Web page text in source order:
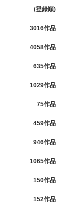
(登録順)
3016作品
4058作品
635作品
1029作品
75作品
459作品
946作品
1065作品
150作品
152作品